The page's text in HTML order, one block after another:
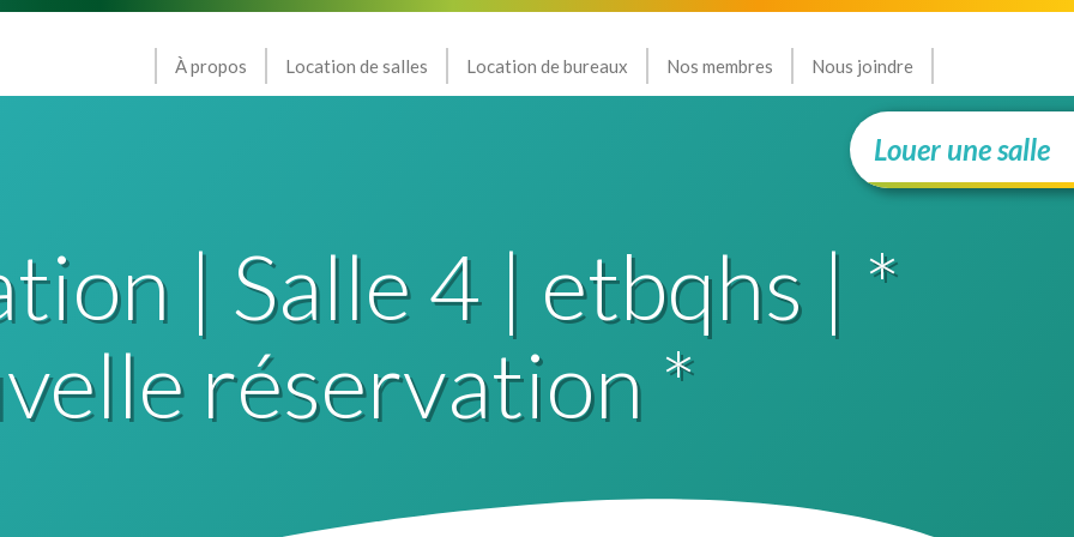
À propos Location de salles Location de bureaux Nos membres Nous joindre
Louer une salle
| Salle 4 | etbqhs | *
réservation *